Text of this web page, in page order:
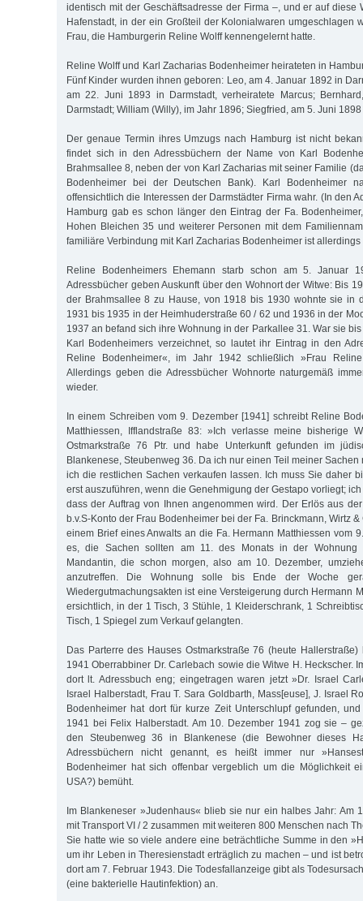
identisch mit der Geschäftsadresse der Firma –, und er auf diese
Hafenstadt, in der ein Großteil der Kolonialwaren umgeschlagen
Frau, die Hamburgerin Reline Wolff kennengelernt hatte.
Reline Wolff und Karl Zacharias Bodenheimer heirateten in
Fünf Kinder wurden ihnen geboren: Leo, am 4. Januar 1892 in
am 22. Juni 1893 in Darmstadt, verheiratete Marcus;
Darmstadt; William (Willy), im Jahr 1896; Siegfried, am 5. Juni
Der genaue Termin ihres Umzugs nach Hamburg ist nicht
findet sich in den Adressbüchern der Name von Karl
Brahmsallee 8, neben der von Karl Zacharias mit seiner Familie
Bodenheimer bei der Deutschen Bank). Karl Bodenheimer
offensichtlich die Interessen der Darmstädter Firma wahr. (In den
Hamburg gab es schon länger den Eintrag der Fa.
Hohen Bleichen 35 und weiterer Personen mit dem
familiäre Verbindung mit Karl Zacharias Bodenheimer ist
Reline Bodenheimers Ehemann starb schon am 5. Januar
Adressbücher geben Auskunft über den Wohnort der Witwe: Bis
der Brahmsallee 8 zu Hause, von 1918 bis 1930 wohnte sie in
1931 bis 1935 in der Heimhuderstraße 60 / 62 und 1936 in der
1937 an befand sich ihre Wohnung in der Parkallee 31. War sie
Karl Bodenheimers verzeichnet, so lautet ihr Eintrag in den
Reline Bodenheimer«, im Jahr 1942 schließlich »Frau
Allerdings geben die Adressbücher Wohnorte naturgemäß
wieder.
In einem Schreiben vom 9. Dezember [1941] schreibt Reline
Matthiessen, Ifflandstraße 83: »Ich verlasse meine bisherige
Ostmarkstraße 76 Ptr. und habe Unterkunft gefunden im
Blankenese, Steubenweg 36. Da ich nur einen Teil meiner Sachen
ich die restlichen Sachen verkaufen lassen. Ich muss Sie daher
erst auszuführen, wenn die Genehmigung der Gestapo vorliegt;
dass der Auftrag von Ihnen angenommen wird. Der Erlös aus
b.v.S-Konto der Frau Bodenheimer bei der Fa. Brinckmann, Wirtz
einem Brief eines Anwalts an die Fa. Hermann Matthiessen vom
es, die Sachen sollten am 11. des Monats in der Wohnung
Mandantin, die schon morgen, also am 10. Dezember,
anzutreffen. Die Wohnung solle bis Ende der Woche
Wiedergutmachungsakten ist eine Versteigerung durch Hermann
ersichtlich, in der 1 Tisch, 3 Stühle, 1 Kleiderschrank, 1
Tisch, 1 Spiegel zum Verkauf gelangten.
Das Parterre des Hauses Ostmarkstraße 76 (heute
1941 Oberrabbiner Dr. Carlebach sowie die Witwe H. Heckscher.
dort lt. Adressbuch eng; eingetragen waren jetzt »Dr. Israel
Israel Halberstadt, Frau T. Sara Goldbarth, Mass[euse], J. Israel
Bodenheimer hat dort für kurze Zeit Unterschlupf gefunden,
1941 bei Felix Halberstadt. Am 10. Dezember 1941 zog sie –
den Steubenweg 36 in Blankenese (die Bewohner dieses
Adressbüchern nicht genannt, es heißt immer nur
Bodenheimer hat sich offenbar vergeblich um die Möglichkeit
USA?) bemüht.
Im Blankeneser »Judenhaus« blieb sie nur ein halbes Jahr: Am
mit Transport VI / 2 zusammen mit weiteren 800 Menschen nach
Sie hatte wie so viele andere eine beträchtliche Summe in den
um ihr Leben in Theresienstadt erträglich zu machen – und ist
dort am 7. Februar 1943. Die Todesfallanzeige gibt als
(eine bakterielle Hautinfektion) an.